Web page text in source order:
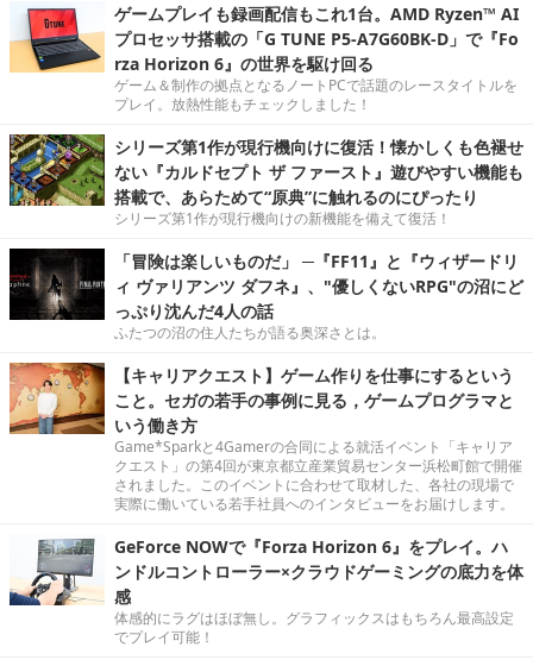
ゲームプレイも録画配信もこれ1台。AMD Ryzen™ AI
プロセッサ搭載の「G TUNE P5-A7G60BK-D」で『Fo
rza Horizon 6』の世界を駆け回る
ゲーム＆制作の拠点となるノートPCで話題のレースタイトルを
プレイ。放熱性能もチェックしました！
シリーズ第1作が現行機向けに復活！懐かしくも色褪せ
ない『カルドセプト ザ ファースト』遊びやすい機能も
搭載で、あらためて“原典”に触れるのにぴったり
シリーズ第1作が現行機向けの新機能を備えて復活！
「冒険は楽しいものだ」 ─『FF11』と『ウィザードリ
ィ ヴァリアンツ ダフネ』、"優しくないRPG"の沼にど
っぷり沈んだ4人の話
ふたつの沼の住人たちが語る奥深さとは。
【キャリアクエスト】ゲーム作りを仕事にするという
こと。セガの若手の事例に見る，ゲームプログラマと
いう働き方
Game*Sparkと4Gamerの合同による就活イベント「キャリア
クエスト」の第4回が東京都立産業貿易センター浜松町館で開催
されました。このイベントに合わせて取材した、各社の現場で
実際に働いている若手社員へのインタビューをお届けします。
GeForce NOWで『Forza Horizon 6』をプレイ。ハ
ンドルコントローラー×クラウドゲーミングの底力を体
感
体感的にラグはほぼ無し。グラフィックスはもちろん最高設定
でプレイ可能！